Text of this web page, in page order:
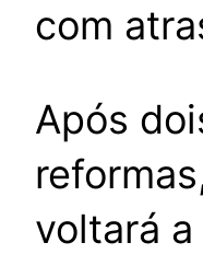
com
Após
voltará